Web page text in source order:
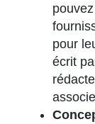
pour
écrit